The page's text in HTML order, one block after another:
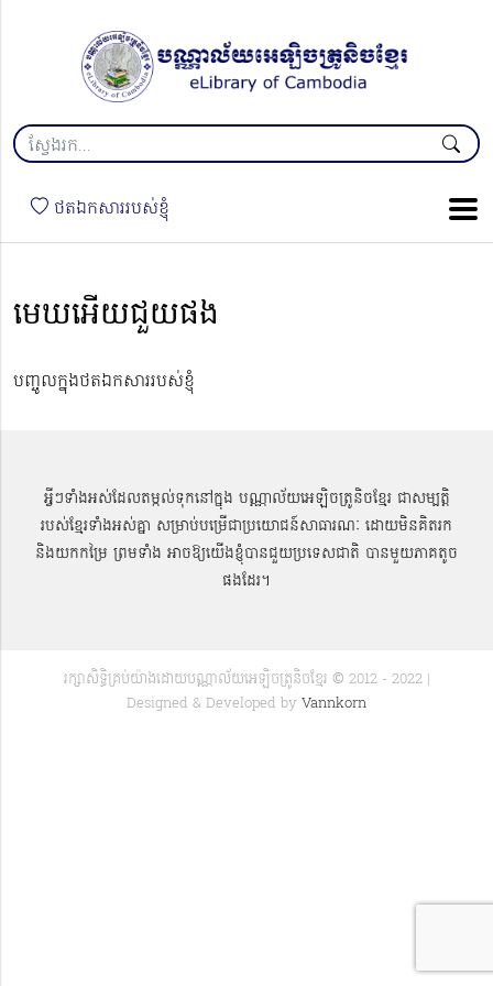
ថតឯកសាររបស់ខ្ញុំ
មេឃអេីយជួយផង
បញ្ចូលក្នុងថតឯកសាររបស់ខ្ញុំ
អ្វីៗទាំងអស់ដែលតម្កល់ទុកនៅក្នុង បណ្ណាល័យអេឡិចត្រូនិចខ្មែរ ជាសម្បតិ្ត
របស់ខ្មែរទាំងអស់គ្នា សម្រាប់បម្រើជាប្រយោជន៍សាធារណៈ ដោយមិនគិតរក
និងយកកម្រៃ ព្រមទាំង អាចឱ្យយើងខ្ញុំបានជួយប្រទេសជាតិ បានមួយភាគតូច
ផងដែរ។
រក្សាសិទ្ធិគ្រប់យ៉ាងដោយបណ្ណាល័យអេឡិចត្រូនិចខ្មែរ © 2012 - 2022 |
Designed & Developed by Vannkorn